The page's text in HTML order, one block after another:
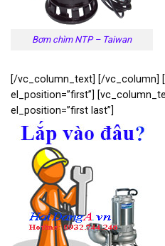
Bơm chìm NTP – Taiwan
[/vc_column_text] [/vc_column]
el_position=”first”]
el_position=”first last”]